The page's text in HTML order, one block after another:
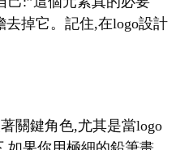
去掉它。記住,在logo設計
關鍵角色,尤其是當logo